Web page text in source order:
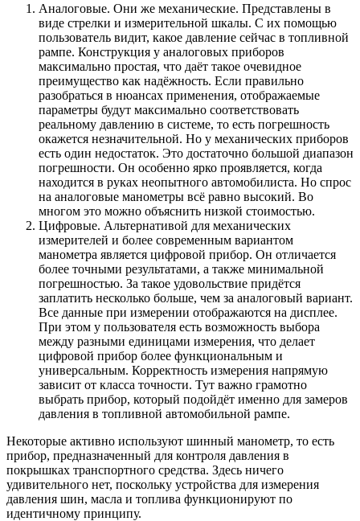
Аналоговые. Они же механические. Представлены в
виде стрелки и измерительной шкалы. С их помощью
пользователь видит, какое давление сейчас в топливной
рампе. Конструкция у аналоговых приборов
максимально простая, что даёт такое очевидное
преимущество как надёжность. Если правильно
разобраться в нюансах применения, отображаемые
параметры будут максимально соответствовать
реальному давлению в системе, то есть погрешность
окажется незначительной. Но у механических приборов
есть один недостаток. Это достаточно большой диапазон
погрешности. Он особенно ярко проявляется, когда
находится в руках неопытного автомобилиста. Но спрос
на аналоговые манометры всё равно высокий. Во
многом это можно объяснить низкой стоимостью.
Цифровые. Альтернативой для механических
измерителей и более современным вариантом
манометра является цифровой прибор. Он отличается
более точными результатами, а также минимальной
погрешностью. За такое удовольствие придётся
заплатить несколько больше, чем за аналоговый вариант.
Все данные при измерении отображаются на дисплее.
При этом у пользователя есть возможность выбора
между разными единицами измерения, что делает
цифровой прибор более функциональным и
универсальным. Корректность измерения напрямую
зависит от класса точности. Тут важно грамотно
выбрать прибор, который подойдёт именно для замеров
давления в топливной автомобильной рампе.
Некоторые активно используют шинный манометр, то есть
прибор, предназначенный для контроля давления в
покрышках транспортного средства. Здесь ничего
удивительного нет, поскольку устройства для измерения
давления шин, масла и топлива функционируют по
идентичному принципу.